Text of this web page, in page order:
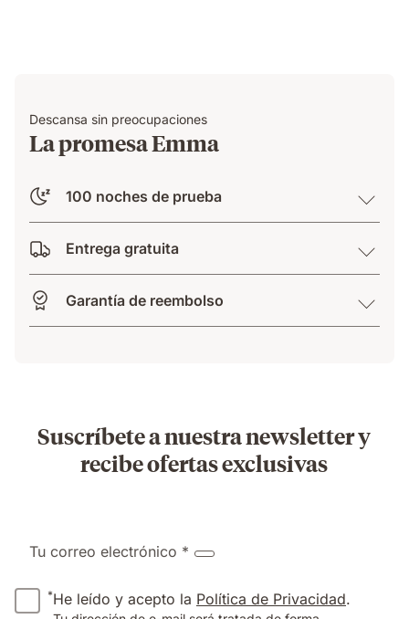
Descansa sin preocupaciones
La promesa Emma
100 noches de prueba
Entrega gratuita
Garantía de reembolso
Suscríbete a nuestra newsletter y
recibe ofertas exclusivas
Tu correo electrónico *
*He leído y acepto la Política de Privacidad.